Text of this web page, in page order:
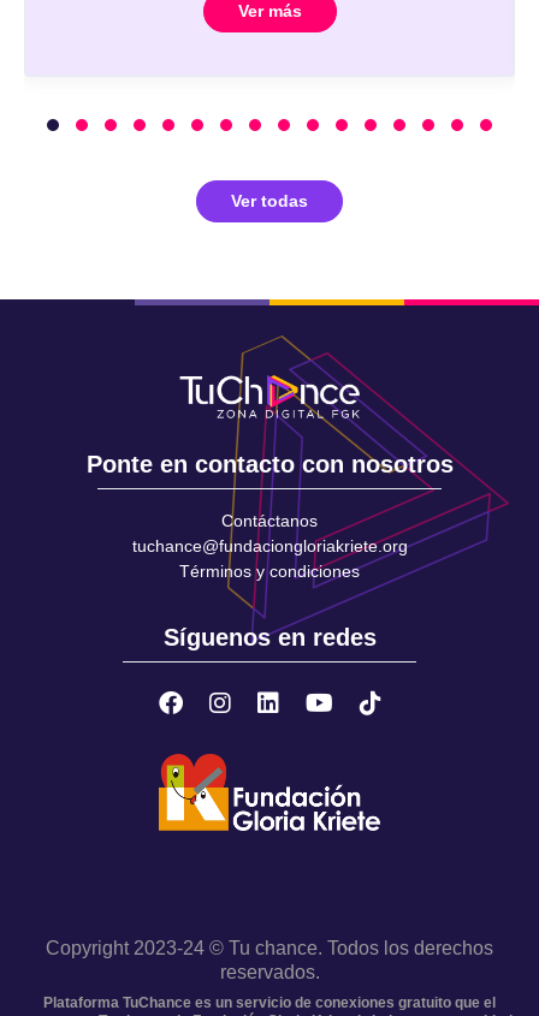
Ver más
Ver todas
Ponte en contacto con nosotros
Contáctanos
tuchance@fundaciongloriakriete.org
Términos y condiciones
Síguenos en redes
Copyright 2023-24 © Tu chance. Todos los derechos
reservados.
Plataforma TuChance es un servicio de conexiones gratuito que el